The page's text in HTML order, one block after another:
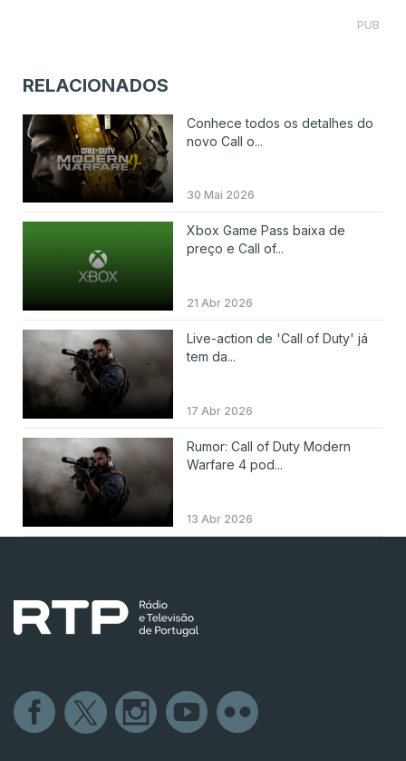
PUB
RELACIONADOS
Conhece todos os detalhes do
novo Call o...
30 Mai 2026
Xbox Game Pass baixa de
preço e Call of...
21 Abr 2026
Live-action de 'Call of Duty' já
tem da...
17 Abr 2026
Rumor: Call of Duty Modern
Warfare 4 pod...
13 Abr 2026